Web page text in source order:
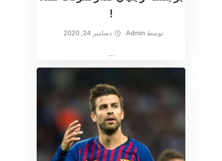
!
توسط Admin دسامبر 24, 2020
…